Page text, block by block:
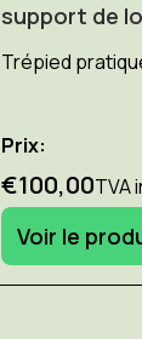
support de
Trépied
Prix:
€100,00TVA
Voir le